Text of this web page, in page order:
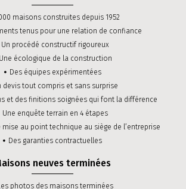
maisons construites depuis 1952
tenus pour une relation de confiance
Un procédé constructif rigoureux
Une écologique de la construction
Des équipes expérimentées
devis tout compris et sans surprise
et des finitions soignées qui font la différence
Une enquête terrain en 4 étapes
mise au point technique au siège de l’entreprise
Des garanties contractuelles
neuves terminées
photos des maisons terminées